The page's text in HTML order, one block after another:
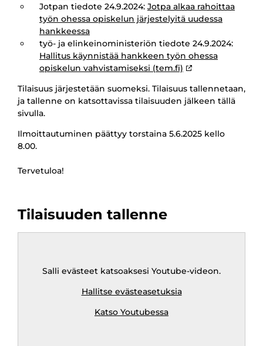
Jotpan tiedote 24.9.2024: Jotpa alkaa rahoittaa
työn ohessa opiskelun järjestelyitä uudessa
hankkeessa
työ- ja elinkeinoministeriön tiedote 24.9.2024:
Hallitus käynnistää hankkeen työn ohessa
opiskelun vahvistamiseksi (tem.fi)
Tilaisuus järjestetään suomeksi. Tilaisuus tallennetaan,
ja tallenne on katsottavissa tilaisuuden jälkeen tällä
sivulla.
​​​​​​​Ilmoittautuminen päättyy torstaina 5.6.2025 kello
8.00.
Tervetuloa!
Tilaisuuden tallenne
Salli evästeet katsoaksesi Youtube-videon.
Hallitse evästeasetuksia
Katso Youtubessa